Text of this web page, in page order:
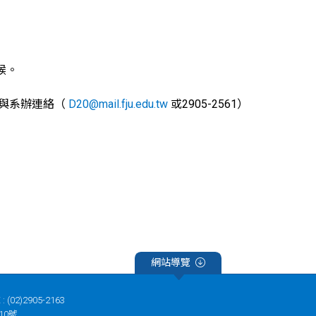
。
系辦連絡（ D20@mail.fju.edu.tw 或2905-2561）
網站導覽
: (02)2905-2163